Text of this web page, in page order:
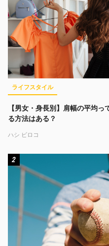
ライフスタイル
【男女・身長別】肩幅の平均
る方法はある？
ハシ ビロコ
2